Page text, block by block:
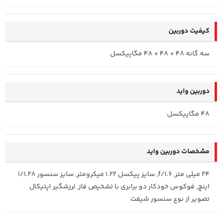
کیفیت دوربین
سه گانه 48 + 48 + 48 مگاپیکسل
دوربین واید
48 مگاپیکسل
مشخصات دوربین واید
24 میلی متر, f/1.6, سایز پیکسل 1.22 میکرومتر, سایز سنسور 1/1.28
اینچ, فوکوس خودکار دو برابری با تشخیص فاز, لرزشگیر اپتیکال
تصویر از نوع سنسور شیفت